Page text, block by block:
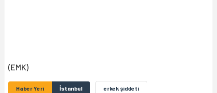
(EMK)
Haber Yeri İstanbul erkek şiddeti